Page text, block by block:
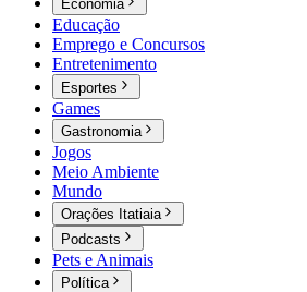
Economia
Educação
Emprego e Concursos
Entretenimento
Esportes
Games
Gastronomia
Jogos
Meio Ambiente
Mundo
Orações Itatiaia
Podcasts
Pets e Animais
Política